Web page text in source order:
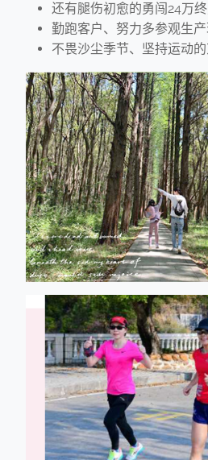
还有腿伤初愈的勇闯24万
勤跑客户、努力多参观生
不畏沙尘季节、坚持运动